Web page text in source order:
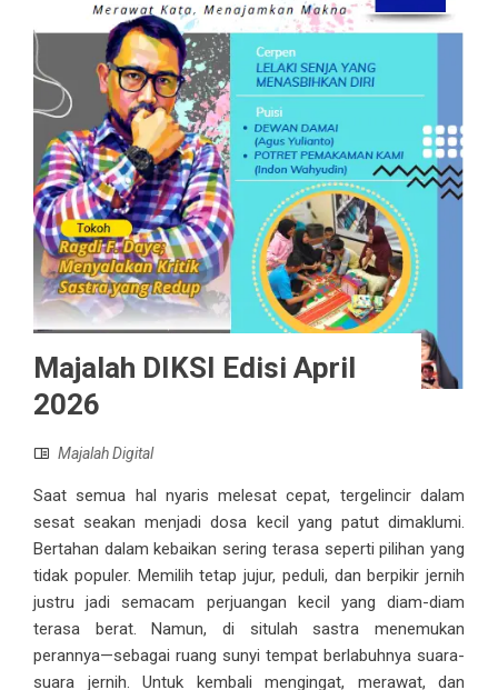
Majalah DIKSI Edisi April
2026
Majalah Digital
Saat semua hal nyaris melesat cepat, tergelincir dalam
sesat seakan menjadi dosa kecil yang patut dimaklumi.
Bertahan dalam kebaikan sering terasa seperti pilihan yang
tidak populer. Memilih tetap jujur, peduli, dan berpikir jernih
justru jadi semacam perjuangan kecil yang diam-diam
terasa berat. Namun, di situlah sastra menemukan
perannya—sebagai ruang sunyi tempat berlabuhnya suara-
suara jernih. Untuk kembali mengingat, merawat, dan